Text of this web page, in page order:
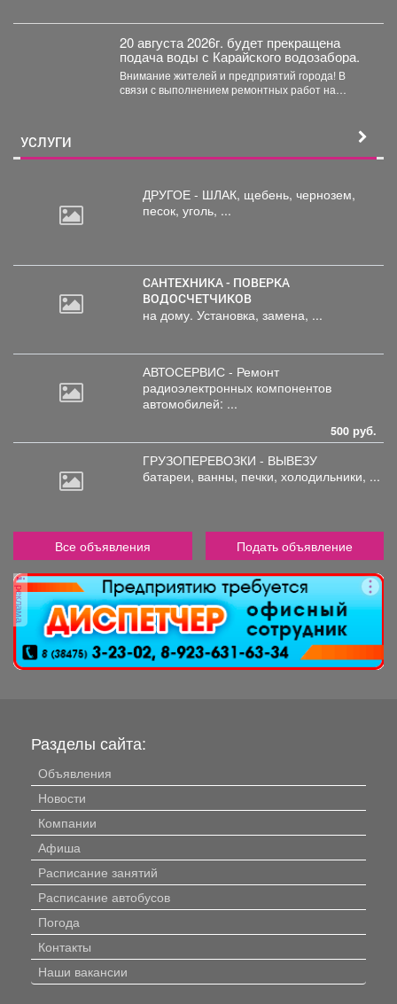
20 августа 2026г. будет прекращена
подача воды с Карайского водозабора.
Внимание жителей и предприятий города! В
связи с выполнением ремонтных работ на
УСЛУГИ
ДРУГОЕ - ШЛАК, щебень, чернозем,
песок, уголь, ...
САНТЕХНИКА - ПОВЕРКА
ВОДОСЧЕТЧИКОВ
на дому. Установка, замена, ...
АВТОСЕРВИС - Ремонт
радиоэлектронных компонентов
автомобилей: ...
500 руб.
ГРУЗОПЕРЕВОЗКИ - ВЫВЕЗУ
батареи, ванны, печки, холодильники, ...
Все объявления Подать объявление
реклама
Разделы сайта:
Объявления
Новости
Компании
Афиша
Расписание занятий
Расписание автобусов
Погода
Контакты
Наши вакансии